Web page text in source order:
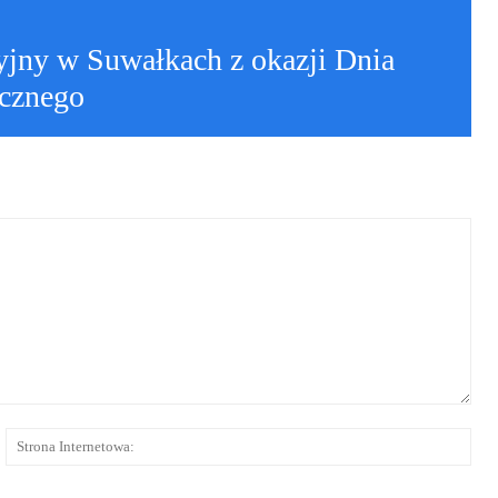
w Suwałkach z okazji Dnia